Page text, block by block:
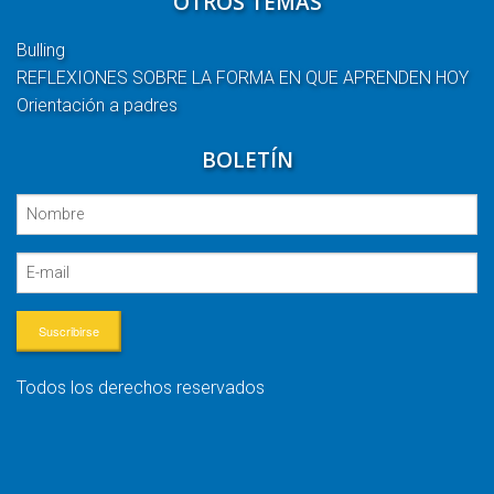
Bulling
REFLEXIONES SOBRE LA FORMA EN QUE APRENDEN HOY
Orientación a padres
BOLETÍN
Suscribirse
Todos los derechos reservados